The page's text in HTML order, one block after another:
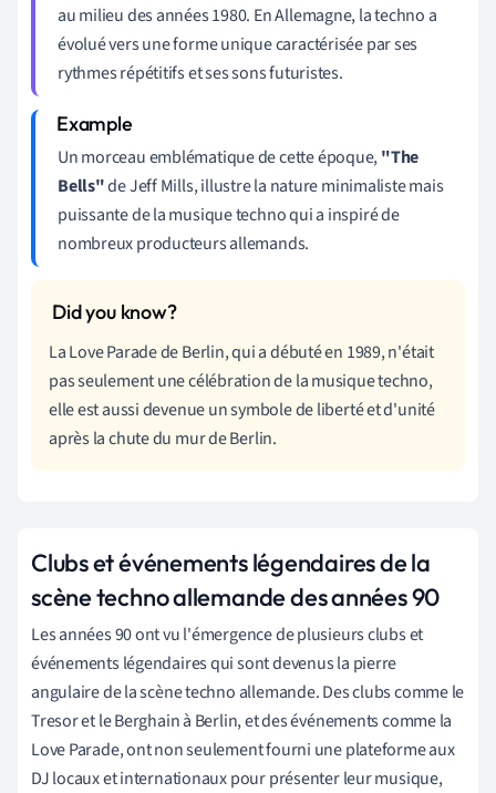
au milieu des années 1980. En Allemagne, la techno a
évolué vers une forme unique caractérisée par ses
rythmes répétitifs et ses sons futuristes.
Un morceau emblématique de cette époque,"The
Bells"de Jeff Mills, illustre la nature minimaliste mais
puissante de la musique techno qui a inspiré de
nombreux producteurs allemands.
La Love Parade de Berlin, qui a débuté en 1989, n'était
pas seulement une célébration de la musique techno,
elle est aussi devenue un symbole de liberté et d'unité
après la chute du mur de Berlin.
Clubs et événements légendaires de la
scène techno allemande des années 90
Les années 90 ont vu l'émergence de plusieurs clubs et
événements légendaires qui sont devenus la pierre
angulaire de la scène techno allemande. Des clubs comme le
Tresor et le Berghain à Berlin, et des événements comme la
Love Parade, ont non seulement fourni une plateforme aux
DJ locaux et internationaux pour présenter leur musique,